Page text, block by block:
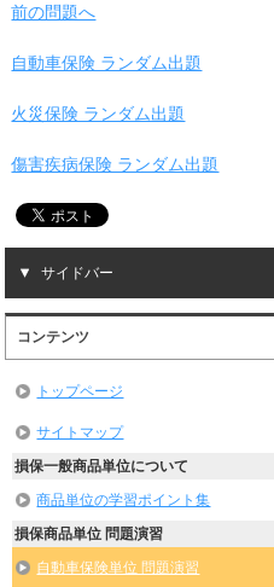
前の問題へ
自動車保険 ランダム出題
火災保険 ランダム出題
傷害疾病保険 ランダム出題
サイドバー
コンテンツ
トップページ
サイトマップ
損保一般商品単位について
商品単位の学習ポイント集
損保商品単位 問題演習
自動車保険単位 問題演習